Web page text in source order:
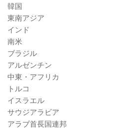
韓国
東南アジア
インド
南米
ブラジル
アルゼンチン
中東・アフリカ
トルコ
イスラエル
サウジアラビア
アラブ首長国連邦